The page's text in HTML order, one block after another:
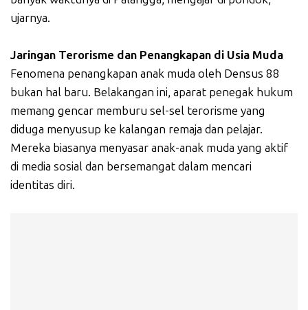
ujarnya.
Jaringan Terorisme dan Penangkapan di Usia Muda
Fenomena penangkapan anak muda oleh Densus 88
bukan hal baru. Belakangan ini, aparat penegak hukum
memang gencar memburu sel-sel terorisme yang
diduga menyusup ke kalangan remaja dan pelajar.
Mereka biasanya menyasar anak-anak muda yang aktif
di media sosial dan bersemangat dalam mencari
identitas diri.